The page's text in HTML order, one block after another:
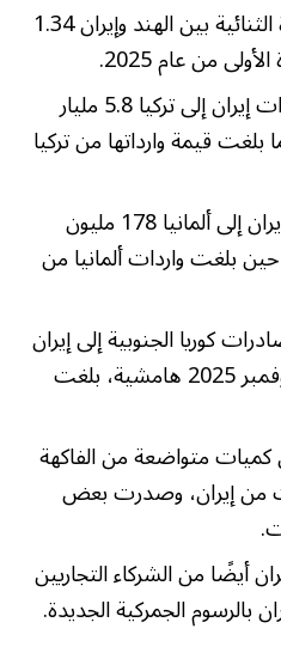
بلغ إجمالي التجارة الثنائية بين الهند وإيران 1.34
من عام 2025.
بلغت قيمة صادرات إيران إلى تركيا 5.8 مليار
2022، بينما بلغت قيمة وارداتها من تركيا
بلغت صادرات إيران إلى ألمانيا 178 مليون
عام 2022، في حين بلغت واردات ألمانيا من
كوريا الجنوبية إلى إيران
في الفترة من يناير إلى نوفمبر 2025 هامشية، بلغت
كميات متواضعة من الفاكهة
من إيران، وصدرت بعض
أيضًا من الشركاء التجاريين
بالرسوم الجمركية الجديدة.